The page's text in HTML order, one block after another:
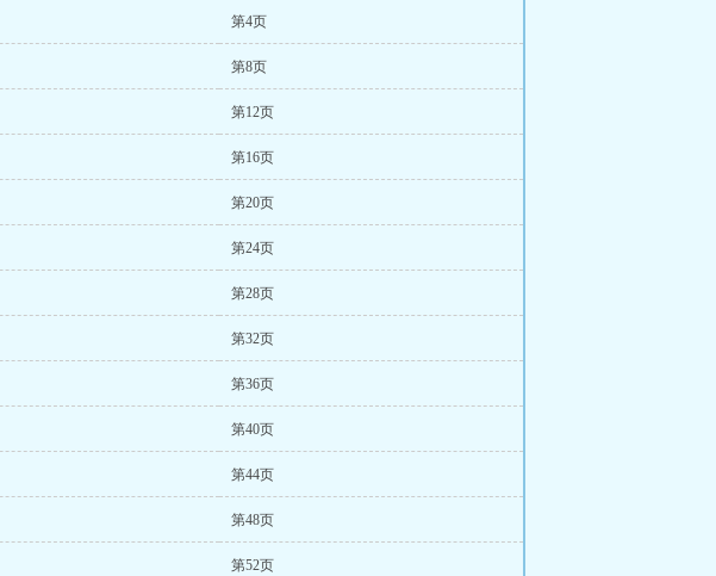
第4页
第8页
第12页
第16页
第20页
第24页
第28页
第32页
第36页
第40页
第44页
第48页
第52页